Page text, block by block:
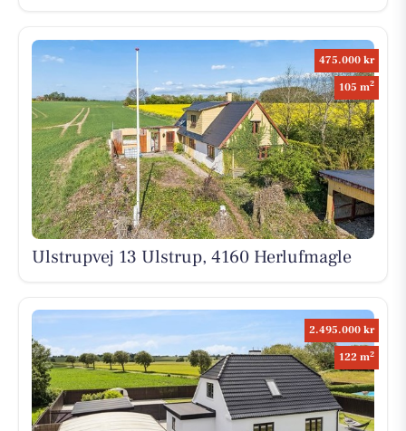
475.000 kr
105 m2
Ulstrupvej 13 Ulstrup, 4160 Herlufmagle
2.495.000 kr
122 m2